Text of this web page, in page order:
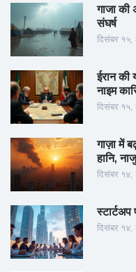
गाजा की
संघर्ष
दिसंबर १५,
ईरान की
नाइम
दिसंबर १५,
गाज़ा में
हानि,
दिसंबर १४,
दिसंबर १४,